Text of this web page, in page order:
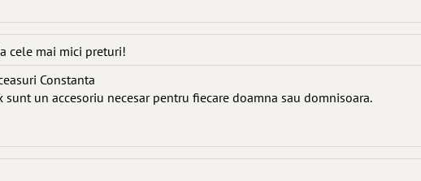
cele mai mici preturi!
Constanta
sunt un accesoriu necesar pentru fiecare doamna sau domnisoara.